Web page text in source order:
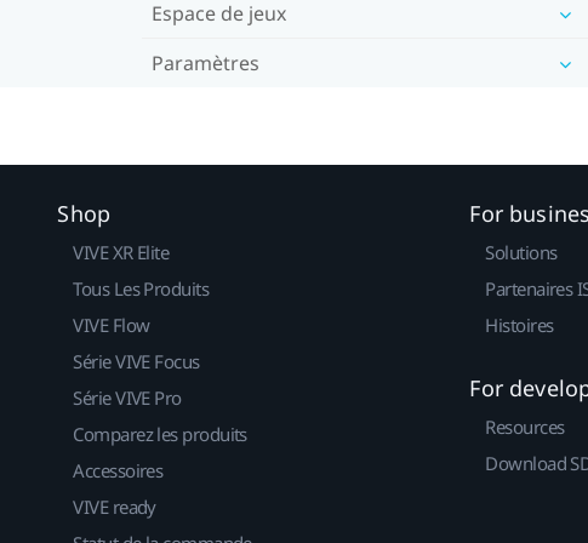
Espace de jeux
Paramètres
Shop
VIVE XR Elite
Tous Les Produits
VIVE Flow
Série VIVE Focus
Série VIVE Pro
Comparez les produits
Accessoires
VIVE ready
For
Solutions
Partenaires
Histoires
For
Resources
Download